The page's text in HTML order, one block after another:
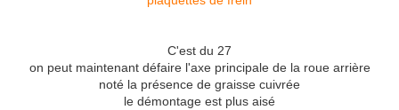
C'est du 27
on peut maintenant défaire l'axe principale de la roue arrière
noté la présence de graisse cuivrée
le démontage est plus aisé